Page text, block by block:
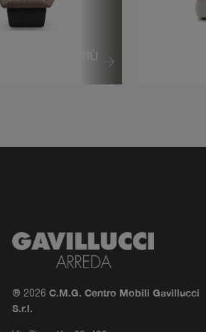
VEDI DI PIÙ
® 2026 C.M.G. Centro Mobili Gavillucci
S.r.l.